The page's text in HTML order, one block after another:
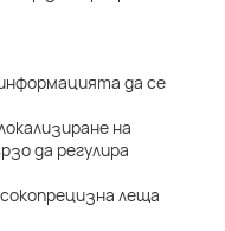
да се
на
да регулира
леща